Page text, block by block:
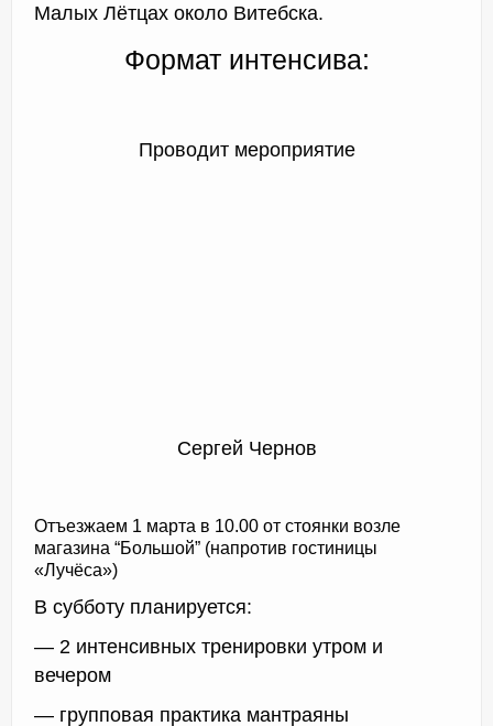
Малых Лётцах около Витебска.
Формат интенсива:
Проводит мероприятие
Сергей Чернов
Отъезжаем 1 марта в 10.00 от стоянки возле
магазина “Большой” (напротив гостиницы
«Лучёса»)
В субботу планируется:
— 2 интенсивных тренировки утром и
вечером
— групповая практика мантраяны